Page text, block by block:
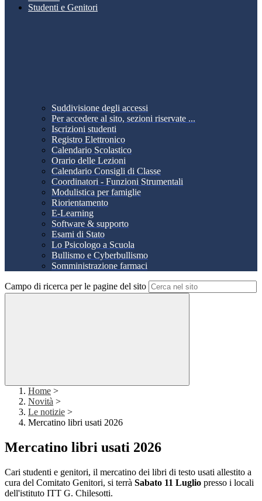
Studenti e Genitori
Suddivisione degli accessi
Per accedere al sito, sezioni riservate ...
Iscrizioni studenti
Registro Elettronico
Calendario Scolastico
Orario delle Lezioni
Calendario Consigli di Classe
Coordinatori - Funzioni Strumentali
Modulistica per famiglie
Riorientamento
E-Learning
Software & supporto
Esami di Stato
Lo Psicologo a Scuola
Bullismo e Cyberbullismo
Somministrazione farmaci
Campo di ricerca per le pagine del sito
Home >
Novità >
Le notizie >
Mercatino libri usati 2026
Mercatino libri usati 2026
Cari studenti e genitori, il mercatino dei libri di testo usati allestito a
cura del Comitato Genitori, si terrà Sabato 11 Luglio presso i locali
dell'istituto ITT G. Chilesotti.